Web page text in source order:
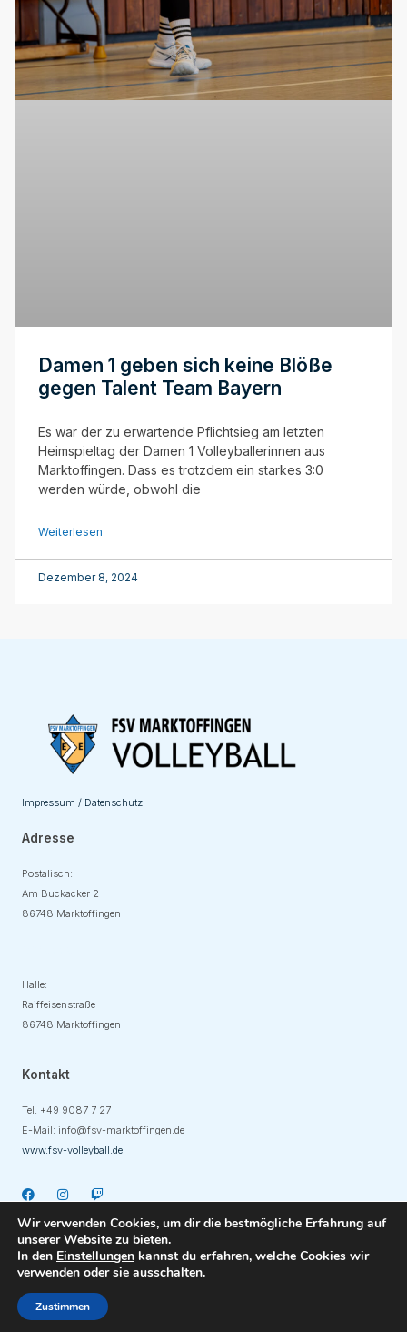
Damen 1 geben sich keine Blöße
gegen Talent Team Bayern
Es war der zu erwartende Pflichtsieg am letzten
Heimspieltag der Damen 1 Volleyballerinnen aus
Marktoffingen. Dass es trotzdem ein starkes 3:0
werden würde, obwohl die
Weiterlesen
Dezember 8, 2024
Impressum / Datenschutz
Adresse
Postalisch:
Am Buckacker 2
86748 Marktoffingen
Halle:
Raiffeisenstraße
86748 Marktoffingen
Kontakt
Tel. +49 9087 7 27
E-Mail: info@fsv-marktoffingen.de
www.fsv-volleyball.de
Wir verwenden Cookies, um dir die bestmögliche Erfahrung auf
unserer Website zu bieten.
In den Einstellungen kannst du erfahren, welche Cookies wir
verwenden oder sie ausschalten.
Zustimmen